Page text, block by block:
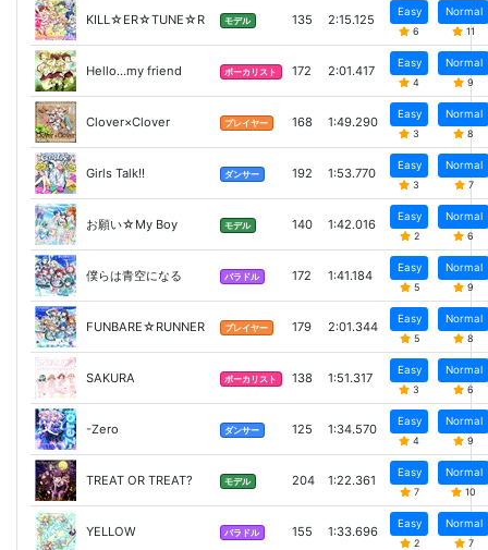
KILL☆ER☆TUNE☆R モデル 135 2:15.125
Easy
6
Normal
11
Hello...my friend ボーカリスト 172 2:01.417
Easy
4
Normal
9
Clover×Clover プレイヤー 168 1:49.290
Easy
3
Normal
8
Girls Talk!! ダンサー 192 1:53.770
Easy
3
Normal
7
お願い☆My Boy モデル 140 1:42.016
Easy
2
Normal
6
僕らは青空になる バラドル 172 1:41.184
Easy
5
Normal
9
FUNBARE☆RUNNER プレイヤー 179 2:01.344
Easy
5
Normal
8
SAKURA ボーカリスト 138 1:51.317
Easy
3
Normal
6
-Zero ダンサー 125 1:34.570
Easy
4
Normal
9
TREAT OR TREAT? モデル 204 1:22.361
Easy
7
Normal
10
YELLOW バラドル 155 1:33.696
Easy
2
Normal
7